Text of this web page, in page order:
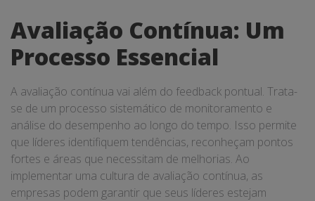
Avaliação Contínua: Um
Processo Essencial
A avaliação contínua vai além do feedback pontual. Trata-
se de um processo sistemático de monitoramento e
análise do desempenho ao longo do tempo. Isso permite
que líderes identifiquem tendências, reconheçam pontos
fortes e áreas que necessitam de melhorias. Ao
implementar uma cultura de avaliação contínua, as
empresas podem garantir que seus líderes estejam